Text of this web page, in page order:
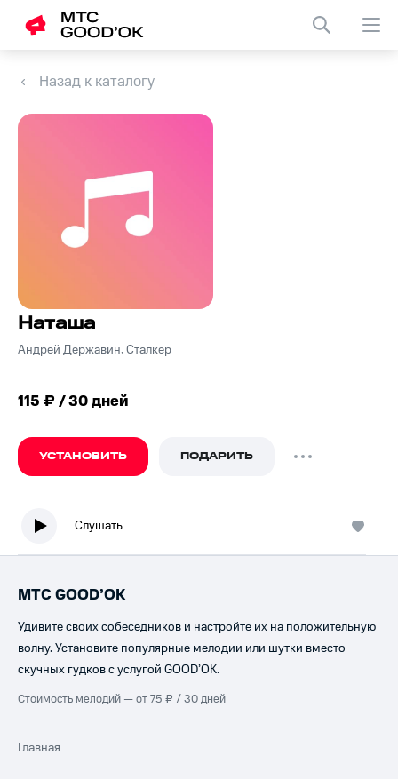
Назад к каталогу
Наташа
Андрей Державин, Сталкер
115 ₽ / 30 дней
УСТАНОВИТЬ ПОДАРИТЬ
Слушать
МТС GOOD’OK
Удивите своих собеседников и настройте их на положительную
волну. Установите популярные мелодии или шутки вместо
скучных гудков с услугой GOOD’OK.
Стоимость мелодий — от 75 ₽ / 30 дней
Главная